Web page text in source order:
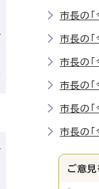
市長の
市長の
市長の
市長の
市長の
市長の
ご意